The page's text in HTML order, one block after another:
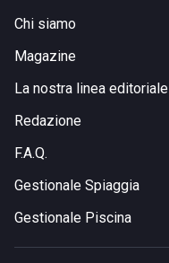
Chi siamo
Magazine
La nostra linea editoriale
Redazione
F.A.Q.
Gestionale Spiaggia
Gestionale Piscina